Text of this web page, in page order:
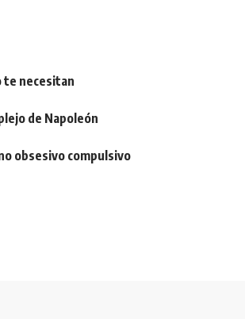
te necesitan
de Napoleón
obsesivo compulsivo